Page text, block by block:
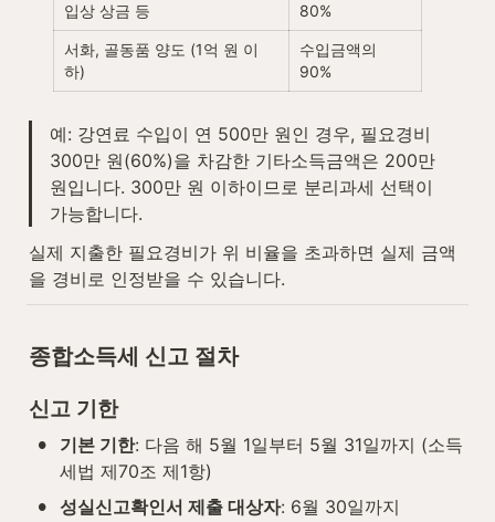
입상 상금 등
80%
서화, 골동품 양도 (1억 원 이
하)
수입금액의
90%
예: 강연료 수입이 연 500만 원인 경우, 필요경비
300만 원(60%)을 차감한 기타소득금액은 200만
원입니다. 300만 원 이하이므로 분리과세 선택이
가능합니다.
실제 지출한 필요경비가 위 비율을 초과하면 실제 금액
을 경비로 인정받을 수 있습니다.
종합소득세 신고 절차
신고 기한
• 기본 기한: 다음 해 5월 1일부터 5월 31일까지 (소득
세법 제70조 제1항)
• 성실신고확인서 제출 대상자: 6월 30일까지